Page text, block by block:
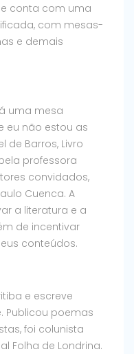
conta com uma
com mesas-
e demais
uma mesa
eu não estou as
de Barros, Livro
professora
convidados,
Cuenca. A
a literatura e a
de incentivar
conteúdos.
e escreve
Publicou poemas
foi colunista
Folha de Londrina.